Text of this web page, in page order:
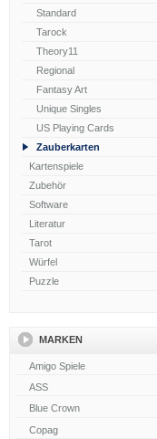
Standard
Tarock
Theory11
Regional
Fantasy Art
Unique Singles
US Playing Cards
Zauberkarten
Kartenspiele
Zubehör
Software
Literatur
Tarot
Würfel
Puzzle
MARKEN